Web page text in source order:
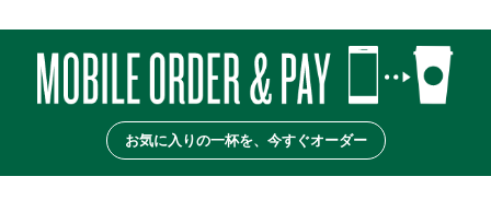
お気に入りの一杯を、今すぐオーダー